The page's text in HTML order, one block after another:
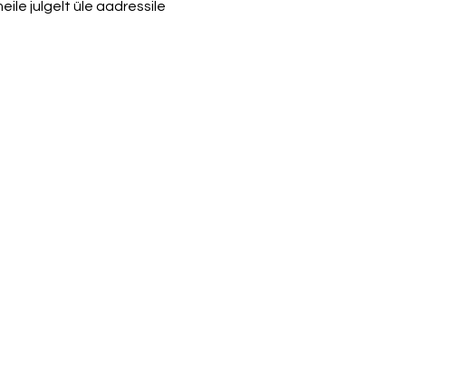
julgelt üle aadressile